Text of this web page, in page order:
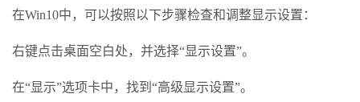
在Win10中，可以按照以下步骤检查和调整显示设置：
右键点击桌面空白处，并选择“显示设置”。
在“显示”选项卡中，找到“高级显示设置”。